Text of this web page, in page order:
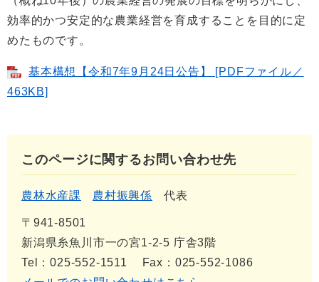
効率的かつ安定的な農業経営を育成することを目的に定
めたものです。
基本構想【令和7年9月24日公告】 [PDFファイル／
463KB]
このページに関するお問い合わせ先
農林水産課 農村振興係 代表
〒941-8501
新潟県糸魚川市一の宮1-2-5 庁舎3階
Tel：025-552-1511
Fax：025-552-1086